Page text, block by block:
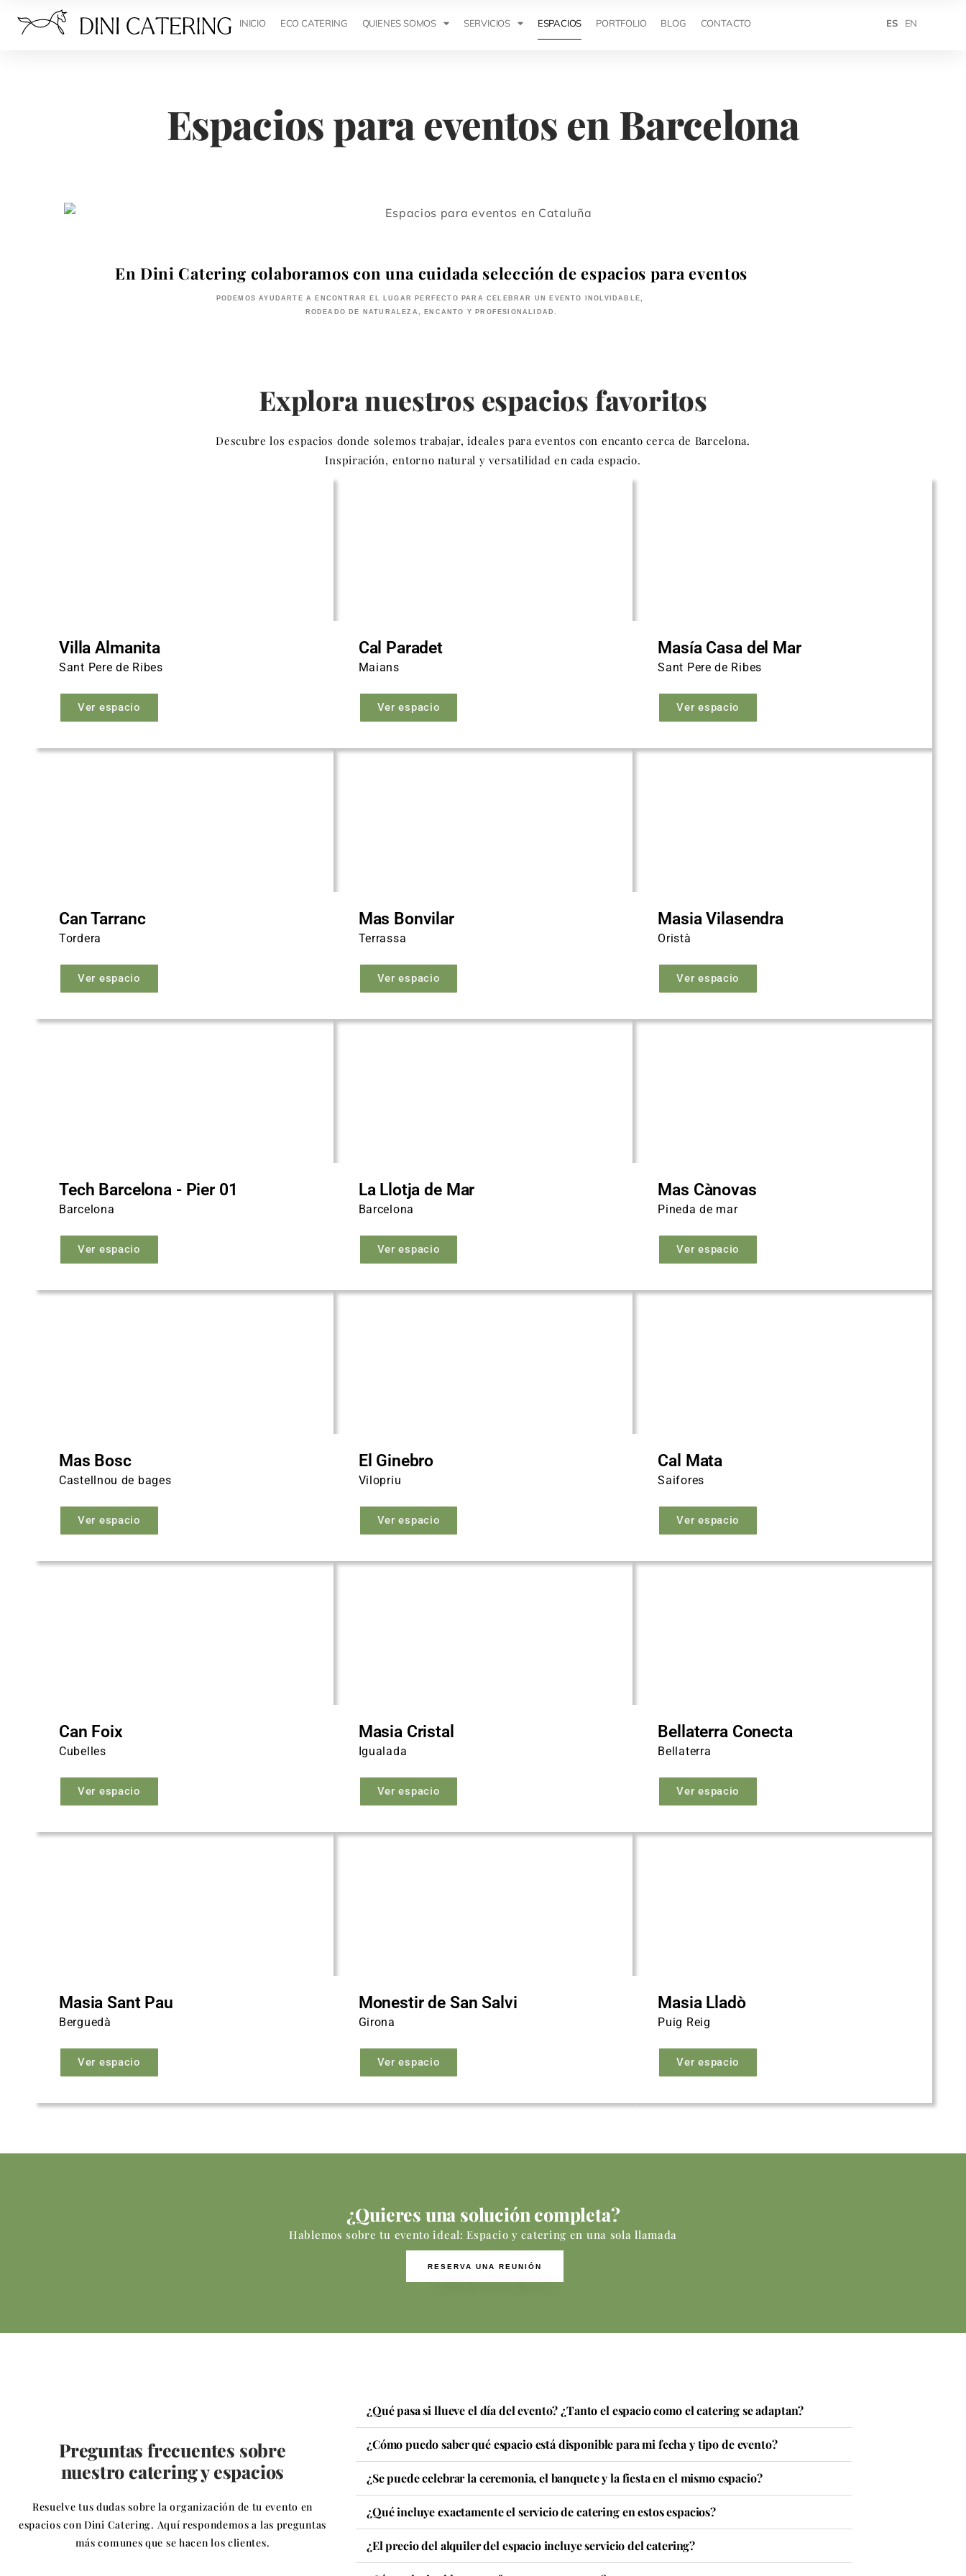
INICIO ECO CATERING QUIENES SOMOS SERVICIOS ESPACIOS PORTFOLIO BLOG CONTACTO ES EN
Espacios para eventos en Barcelona
En Dini Catering colaboramos con una cuidada selección de espacios para eventos
PODEMOS AYUDARTE A ENCONTRAR EL LUGAR PERFECTO PARA CELEBRAR UN EVENTO INOLVIDABLE,
RODEADO DE NATURALEZA, ENCANTO Y PROFESIONALIDAD.
Explora nuestros espacios favoritos
Descubre los espacios donde solemos trabajar, ideales para eventos con encanto cerca de Barcelona.
Inspiración, entorno natural y versatilidad en cada espacio.
Villa Almanita
Sant Pere de Ribes
Ver espacio
Cal Paradet
Maians
Ver espacio
Masía Casa del Mar
Sant Pere de Ribes
Ver espacio
Can Tarranc
Tordera
Ver espacio
Mas Bonvilar
Terrassa
Ver espacio
Masia Vilasendra
Oristà
Ver espacio
Tech Barcelona - Pier 01
Barcelona
Ver espacio
La Llotja de Mar
Barcelona
Ver espacio
Mas Cànovas
Pineda de mar
Ver espacio
Mas Bosc
Castellnou de bages
Ver espacio
El Ginebro
Vilopriu
Ver espacio
Cal Mata
Saifores
Ver espacio
Can Foix
Cubelles
Ver espacio
Masia Cristal
Igualada
Ver espacio
Bellaterra Conecta
Bellaterra
Ver espacio
Masia Sant Pau
Berguedà
Ver espacio
Monestir de San Salvi
Girona
Ver espacio
Masia Lladò
Puig Reig
Ver espacio
¿Quieres una solución completa?
Hablemos sobre tu evento ideal: Espacio y catering en una sola llamada
RESERVA UNA REUNIÓN
Preguntas frecuentes sobre
nuestro catering y espacios
Resuelve tus dudas sobre la organización de tu evento en
espacios con Dini Catering. Aquí respondemos a las preguntas
más comunes que se hacen los clientes.
¿Qué pasa si llueve el día del evento? ¿Tanto el espacio como el catering se adaptan?
¿Cómo puedo saber qué espacio está disponible para mi fecha y tipo de evento?
¿Se puede celebrar la ceremonia, el banquete y la fiesta en el mismo espacio?
¿Qué incluye exactamente el servicio de catering en estos espacios?
¿El precio del alquiler del espacio incluye servicio del catering?